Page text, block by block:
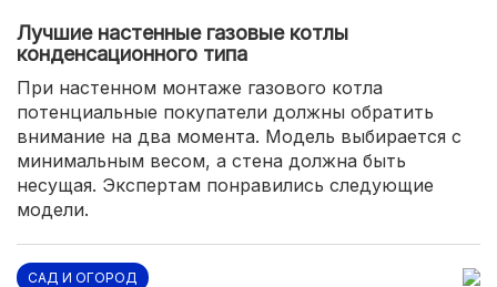
Лучшие настенные газовые котлы
конденсационного типа
При настенном монтаже газового котла
потенциальные покупатели должны обратить
внимание на два момента. Модель выбирается с
минимальным весом, а стена должна быть
несущая. Экспертам понравились следующие
модели.
САД И ОГОРОД